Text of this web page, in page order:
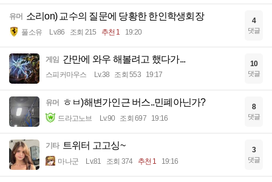
유머 소리on) 교수의 질문에 당황한 한인학생회장
풀소유 Lv.86 조회 215 추천 1 19:20
4
댓글
게임 간만에 와우 해볼려고 했다가...
스피커마우스 Lv.38 조회 553 19:17
10
댓글
유머 ㅎㅂ)해변가인근 버스..민폐아닌가?
드라고노브 Lv.90 조회 697 19:16
8
댓글
기타 트위터 고고싱~
마나군 Lv.81 조회 374 추천 1 19:16
3
댓글